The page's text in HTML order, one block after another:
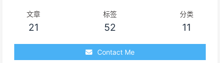
文章
21
标签
52
分类
11
Contact Me